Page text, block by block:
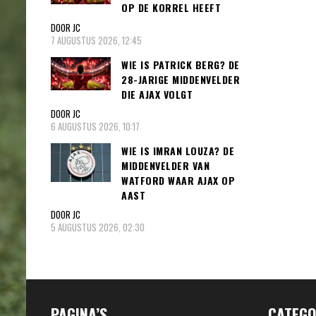
OP DE KORREL HEEFT
DOOR JC
7 AUGUSTUS 2026, 12:45
WIE IS PATRICK BERG? DE
28-JARIGE MIDDENVELDER
DIE AJAX VOLGT
DOOR JC
6 AUGUSTUS 2026, 10:17
WIE IS IMRAN LOUZA? DE
MIDDENVELDER VAN
WATFORD WAAR AJAX OP
AAST
DOOR JC
5 AUGUSTUS 2026, 02:30